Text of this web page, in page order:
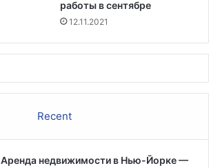
работы в сентябре
12.11.2021
Recent
Аренда недвижимости в Нью-Йорке —